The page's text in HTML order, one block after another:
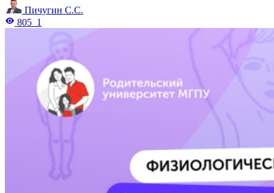
Пичугин С.С.
805 1